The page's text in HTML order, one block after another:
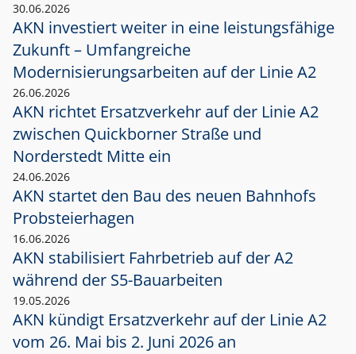
30.06.2026
AKN investiert weiter in eine leistungsfähige
Zukunft – Umfangreiche
Modernisierungsarbeiten auf der Linie A2
26.06.2026
AKN richtet Ersatzverkehr auf der Linie A2
zwischen Quickborner Straße und
Norderstedt Mitte ein
24.06.2026
AKN startet den Bau des neuen Bahnhofs
Probsteierhagen
16.06.2026
AKN stabilisiert Fahrbetrieb auf der A2
während der S5-Bauarbeiten
19.05.2026
AKN kündigt Ersatzverkehr auf der Linie A2
vom 26. Mai bis 2. Juni 2026 an